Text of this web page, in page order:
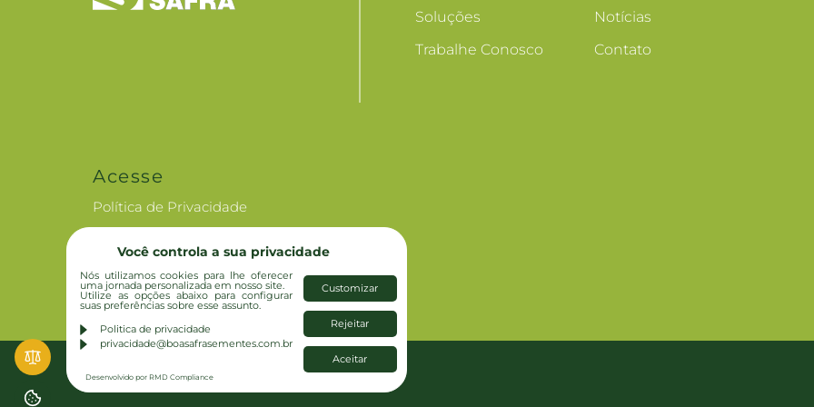
Soluções
Notícias
Trabalhe Conosco
Contato
Acesse
Política de Privacidade
Canal de Ética
RI - Investidores
Assessoria de Imprensa
Desenvolvido por
Você controla a sua privacidade
Nós utilizamos cookies para lhe oferecer
uma jornada personalizada em nosso site.
Utilize as opções abaixo para configurar
suas preferências sobre esse assunto.
Politica de privacidade
privacidade@boasafrasementes.com.br
Customizar
Rejeitar
Aceitar
Desenvolvido por RMD Compliance